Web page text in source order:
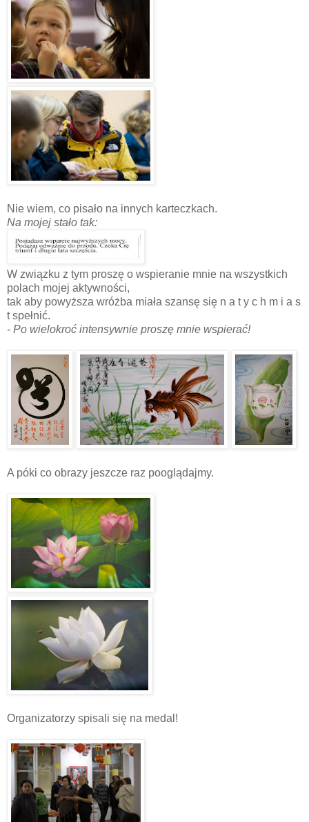
Nie wiem, co pisało na innych karteczkach.
Na mojej stało tak:
W związku z tym proszę o wspieranie mnie na wszystkich
polach mojej aktywności,
tak aby powyższa wróżba miała szansę się n a t y c h m i a s
t spełnić.
- Po wielokroć intensywnie proszę mnie wspierać!
A póki co obrazy jeszcze raz pooglądajmy.
Organizatorzy spisali się na medal!